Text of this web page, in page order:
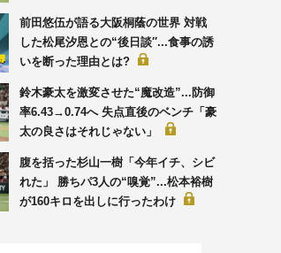
前田悠伍が語る大阪桐蔭の世界 対戦
した松尾汐恩との“後日談′′...食事の誘
いを断った理由とは?
鈴木豪太を激変させた“魔改造”...防御
率6.43→0.74へ 失点直後のベンチ「豪
太の良さはそれじゃない」
腹を括った杉山一樹「今年イチ、シビ
れた」 勝ちパ3人の“嗅覚”...松本裕樹
が160キロを出しに行ったわけ